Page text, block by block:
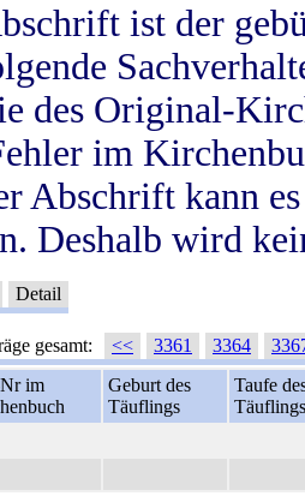
ist der
des Original-
im
Abschrift kann
Deshalb wird
Detail
gesamt: << 3361 3364
im
Geburt des
Täuflings
Taufe
Täuflings